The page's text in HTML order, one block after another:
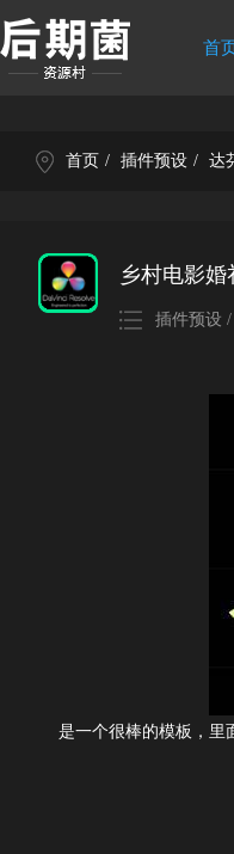
首
首页 / 插件预设 / 达
乡村电影婚
插件预设
是一个很棒的模板，里